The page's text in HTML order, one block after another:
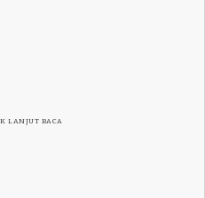
LANJUT BACA